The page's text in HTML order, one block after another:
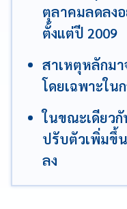
ตุลาคมลดลง
ตั้งแต่ปี 2009
สาเหตุหลักมา
โดยเฉพาะใ
ในขณะเดียว
ปรับตัวเพิ่มขึ้
ลง